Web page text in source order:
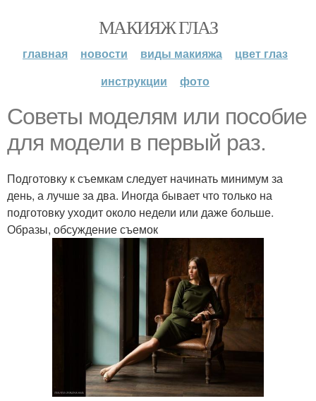
МАКИЯЖ ГЛАЗ
главная новости виды макияжа
цвет глаз
инструкции
фото
Советы моделям или пособие
для модели в первый раз.
Подготовку к съемкам следует начинать минимум за
день, а лучше за два. Иногда бывает что только на
подготовку уходит около недели или даже больше.
Образы, обсуждение съемок